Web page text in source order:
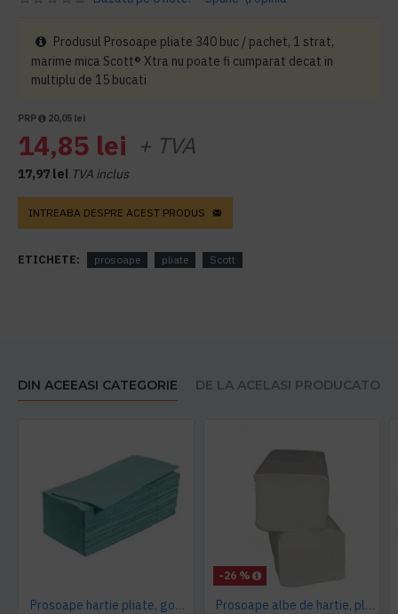
PRP 20,05 lei
14,85 lei + TVA
17,97 lei TVA inclus
Produsul Prosoape pliate 340 buc / pachet, 1 strat,
marime mica Scott® Xtra nu poate fi cumparat decat in
multiplu de 15 bucati
INTREABA DESPRE ACEST PRODUS
ETICHETE: prosoape pliate Scott
DIN ACEEASI CATEGORIE DE LA ACELASI PRODUCATOR
Prosoape hartie pliate, gofrate, verzi, 25 x 23 cm, V fold, 1 strat, AQAS, 250 buc/pachet
-26 %
Prosoape albe de hartie, pliate V fold, 25 x 23 cm, in 2 straturi, 160 buc/pachet, 20 pac/bax, AQAS